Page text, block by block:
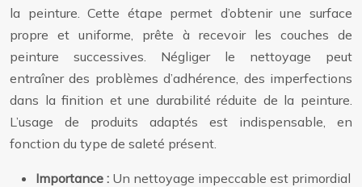
la peinture. Cette étape permet d’obtenir une surface
propre et uniforme, prête à recevoir les couches de
peinture successives. Négliger le nettoyage peut
entraîner des problèmes d’adhérence, des imperfections
dans la finition et une durabilité réduite de la peinture.
L’usage de produits adaptés est indispensable, en
fonction du type de saleté présent.
Importance : Un nettoyage impeccable est primordial